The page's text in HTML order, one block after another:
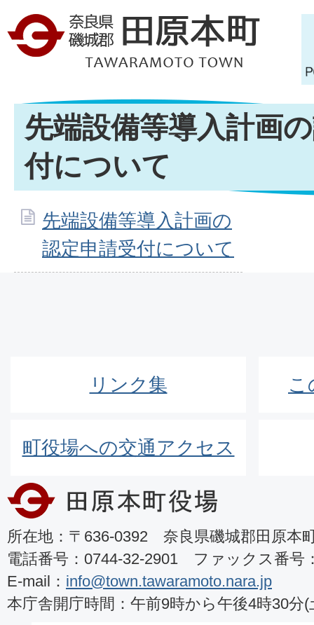
先端設備等導入計画
付について
先端設備等導入計画の
認定申請受付について
リンク集 こ
町役場への交通アクセス
所在地：〒636-0392 奈良県磯城郡田原本
電話番号：0744-32-2901 ファックス番号
E-mail： info@town.tawaramoto.nara.jp
本庁舎開庁時間：午前9時から午後4時30分